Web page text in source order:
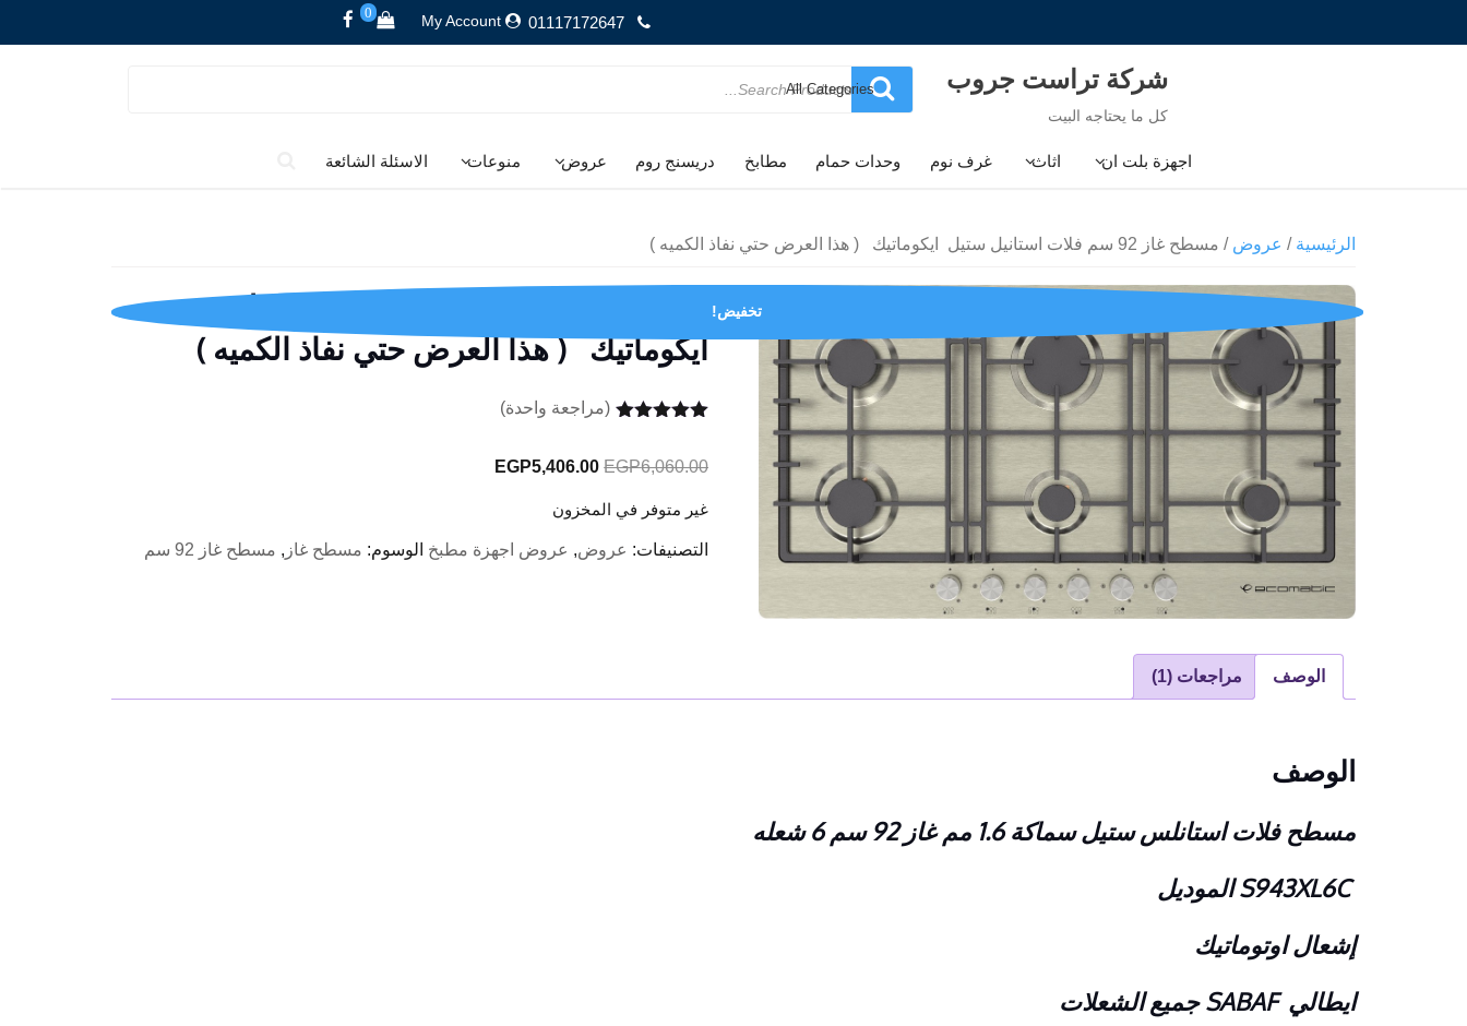
01117172647
My Account
0
شركة تراست جروب
كل ما يحتاجه البيت
Search
for
اجهزة بلت ان اثاث غرف نوم وحدات حمام مطابخ دريسنج روم عروض منوعات الاسئلة الشائعة
الرئيسية / عروض / مسطح غاز 92 سم فلات استانيل ستيل ايكوماتيك ( هذا العرض حتي نفاذ الكميه )
تخفيض!
مسطح غاز 92 سم فلات استانيل ستيل
ايكوماتيك ( هذا العرض حتي نفاذ الكميه )
بناءً على
واحد
(مراجعة واحدة)
EGP6,060.00
السعر
هو:
EGP6,060.00.
EGP5,406.00
السعر
EGP5,406.00.
غير متوفر في المخزون
التصنيفات: عروض, عروض اجهزة مطبخ الوسوم: مسطح غاز , مسطح غاز 92 سم
الوصف مراجعات (1)
الوصف
مسطح فلات استانلس ستيل سماكة 1.6 مم غاز 92 سم 6 شعله
S943XL6C الموديل
إشعال اوتوماتيك
ايطالي SABAF جميع الشعلات